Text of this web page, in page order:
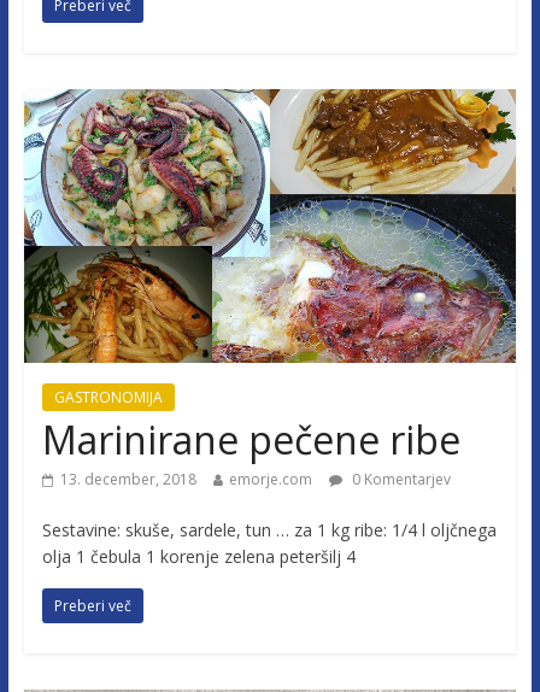
Preberi več
GASTRONOMIJA
Marinirane pečene ribe
13. december, 2018 emorje.com 0 Komentarjev
Sestavine: skuše, sardele, tun … za 1 kg ribe: 1/4 l oljčnega
olja 1 čebula 1 korenje zelena peteršilj 4
Preberi več